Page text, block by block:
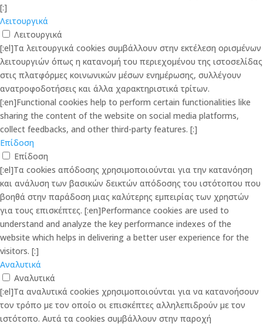
[:]
Λειτουργικά
Λειτουργικά
[:el]Τα λειτουργικά cookies συμβάλλουν στην εκτέλεση ορισμένων
λειτουργιών όπως η κατανομή του περιεχομένου της ιστοσελίδας
στις πλατφόρμες κοινωνικών μέσων ενημέρωσης, συλλέγουν
ανατροφοδοτήσεις και άλλα χαρακτηριστικά τρίτων.
[:en]Functional cookies help to perform certain functionalities like
sharing the content of the website on social media platforms,
collect feedbacks, and other third-party features. [:]
Επίδοση
Επίδοση
[:el]Τα cookies απόδοσης χρησιμοποιούνται για την κατανόηση
και ανάλυση των βασικών δεικτών απόδοσης του ιστότοπου που
βοηθά στην παράδοση μιας καλύτερης εμπειρίας των χρηστών
για τους επισκέπτες. [:en]Performance cookies are used to
understand and analyze the key performance indexes of the
website which helps in delivering a better user experience for the
visitors. [:]
Αναλυτικά
Αναλυτικά
[:el]Τα αναλυτικά cookies χρησιμοποιούνται για να κατανοήσουν
τον τρόπο με τον οποίο οι επισκέπτες αλληλεπιδρούν με τον
ιστότοπο. Αυτά τα cookies συμβάλλουν στην παροχή